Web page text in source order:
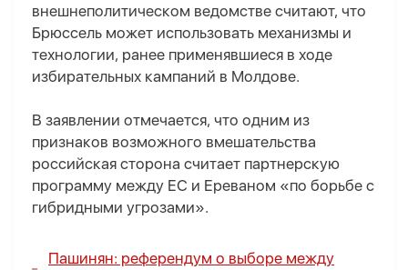
внешнеполитическом ведомстве считают, что
Брюссель может использовать механизмы и
технологии, ранее применявшиеся в ходе
избирательных кампаний в Молдове.
В заявлении отмечается, что одним из
признаков возможного вмешательства
российская сторона считает партнерскую
программу между ЕС и Ереваном «по борьбе с
гибридными угрозами».
Пашинян: референдум о выборе между